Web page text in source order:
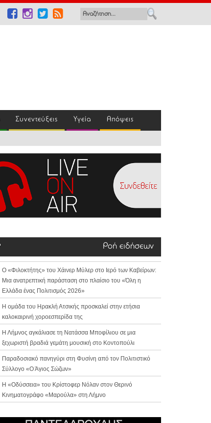
Συνεντεύξεις Υγεία Απόψεις
Ροή ειδήσεων
Ο «Φιλοκτήτης» του Χάινερ Μύλερ στο Ιερό των Καβείρων:
Μια ανατρεπτική παράσταση στο πλαίσιο του «Όλη η
Ελλάδα ένας Πολιτισμός 2026»
Η ομάδα του Ηρακλή Ατσικής προσκαλεί στην ετήσια
καλοκαιρινή χοροεσπερίδα της
Η Λήμνος αγκάλιασε τη Νατάσσα Μποφίλιου σε μια
ξεχωριστή βραδιά γεμάτη μουσική στο Κοντοπούλι
Παραδοσιακό πανηγύρι στη Φυσίνη από τον Πολιτιστικό
Σύλλογο «Ο Άγιος Σώζων»
Η «Οδύσσεια» του Κρίστοφερ Νόλαν στον Θερινό
Κινηματογράφο «Μαρούλα» στη Λήμνο